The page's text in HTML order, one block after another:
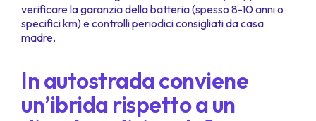
verificare la garanzia della batteria (spesso 8-10 anni o
specifici km) e controlli periodici consigliati da casa
madre.
In autostrada conviene
un’ibrida rispetto a un